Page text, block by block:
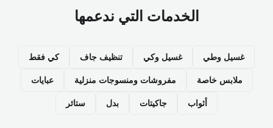
الخدمات التي ندعمها
غسيل وطي غسيل وكي تنظيف جاف كي فقط
ملابس خاصة مفروشات ومنسوجات منزلية عبايات
أثواب جاكيتات بدل ستائر